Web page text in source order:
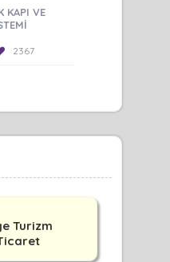
KAPI VE
2367
Turizm